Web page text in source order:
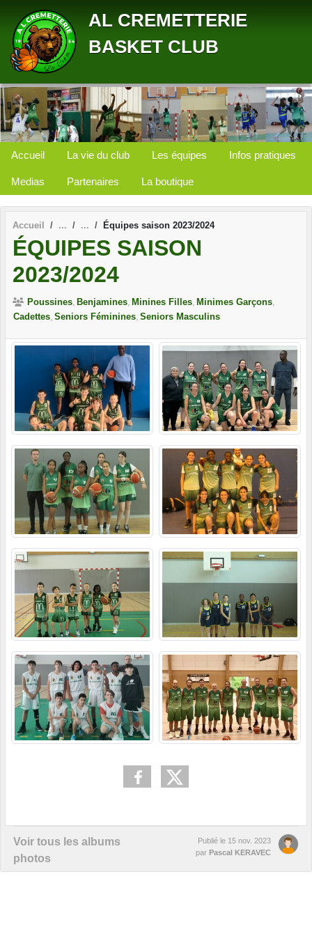
AL CREMETTERIE
BASKET CLUB
Accueil La vie du club Les équipes Infos pratiques
Medias Partenaires La boutique
Accueil Équipes saison 2023/2024
ÉQUIPES SAISON
2023/2024
Poussines Benjamines Minines Filles Minimes Garçons
Cadettes Seniors Féminines Seniors Masculins
Voir tous les albums
photos
Publié le 15 nov. 2023
par Pascal KERAVEC
Panneau de gestion des cookies